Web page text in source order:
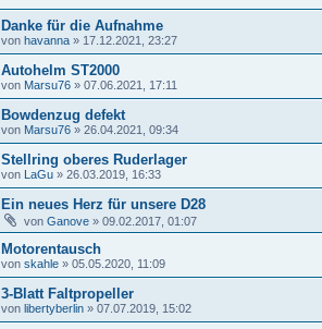
Danke für die Aufnahme
von havanna » 17.12.2021, 23:27
Autohelm ST2000
von Marsu76 » 07.06.2021, 17:11
Bowdenzug defekt
von Marsu76 » 26.04.2021, 09:34
Stellring oberes Ruderlager
von LaGu » 26.03.2019, 16:33
Ein neues Herz für unsere D28
von Ganove » 09.02.2017, 01:07
Motorentausch
von skahle » 05.05.2020, 11:09
3-Blatt Faltpropeller
von libertyberlin » 07.07.2019, 15:02